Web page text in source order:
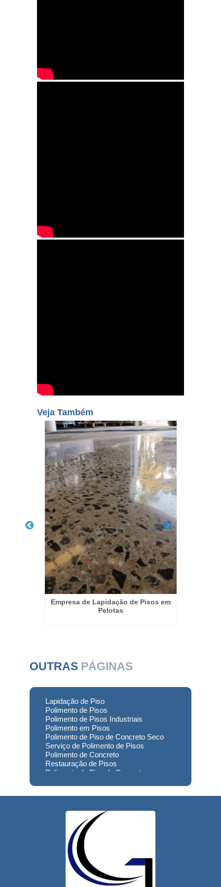
Veja Também
Empresa de Lapidação de Pisos em
Pelotas
OUTRAS PÁGINAS
Lapidação de Piso
Polimento de Pisos
Polimento de Pisos Industriais
Polimento em Pisos
Polimento de Piso de Concreto Seco
Serviço de Polimento de Pisos
Polimento de Concreto
Restauração de Pisos
Polimento de Piso de Concreto
Preço
Restauração de Piso de Concreto
Polimento do Concreto
Serviço de Polimento de Concreto
Restauração de Pisos Industriais
Restauração de Pisos de Concreto
Restauração de Pisos de Contato
Usinado
Reforma de Piso Industrial